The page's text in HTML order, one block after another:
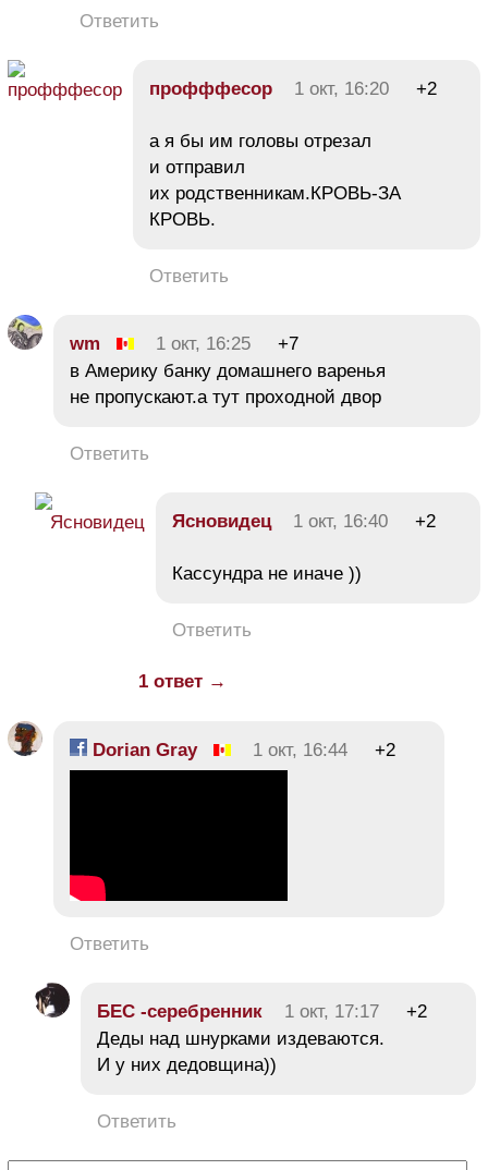
Ответить
профффесор 1 окт, 16:20 +2
а я бы им головы отрезал
и отправил
их родственникам.КРОВЬ-ЗА
КРОВЬ.
Ответить
wm 1 окт, 16:25
+7
в Америку банку домашнего варенья
не пропускают.а тут проходной двор
Ответить
Ясновидец 1 окт, 16:40 +2
Кассундра не иначе ))
Ответить
1 ответ →
Dorian Gray 1 окт, 16:44 +2
Ответить
БЕC -серебренник 1 окт, 17:17
+2
Деды над шнурками издеваются.
И у них дедовщина))
Ответить